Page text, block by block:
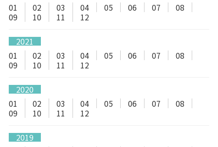
01
02 03 04 05 06 07
08
09
10 11 12
2021
01
02 03 04 05 06 07
08
09
10 11 12
2020
01
02 03 04 05 06 07
08
09
10 11 12
2019